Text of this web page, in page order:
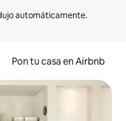
Pon tu casa en Airbnb